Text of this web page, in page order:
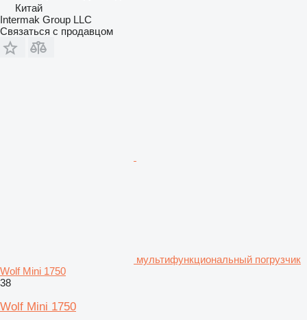
Китай
Intermak Group LLC
Связаться с продавцом
мультифункциональный погрузчик
Wolf Mini 1750
38
Wolf Mini 1750